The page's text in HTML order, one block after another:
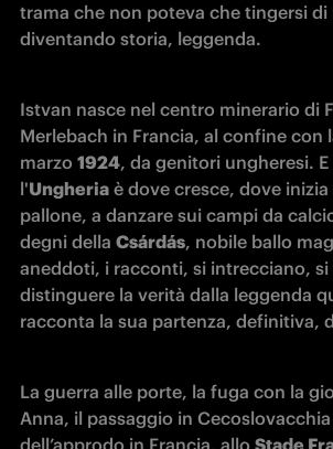
trama che non poteva che tingersi di
diventando storia, leggenda.
Istvan nasce nel centro minerario di
Merlebach in Francia, al confine con
marzo 1924, da genitori ungheresi.
l'Ungheria è dove cresce, dove inizia
pallone, a danzare sui campi da
degni della Csárdás, nobile ballo
aneddoti, i racconti, si intrecciano, si
distinguere la verità dalla leggenda
racconta la sua partenza, definitiva,
La guerra alle porte, la fuga con la
Anna, il passaggio in